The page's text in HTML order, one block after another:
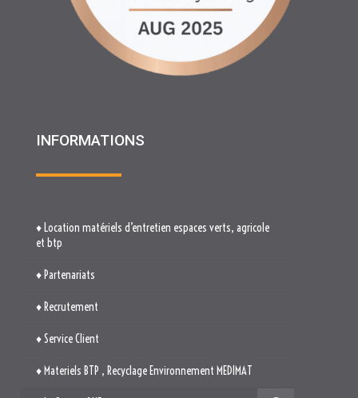
INFORMATIONS
♦ Partenariats
♦ Recrutement
♦ Materiels BTP , Recyclage Environnement MEDIMAT
♦ Le Groupe RHF
♦ Plan du site
♦ Mentions légales
♦ Politique de cookies (UE)